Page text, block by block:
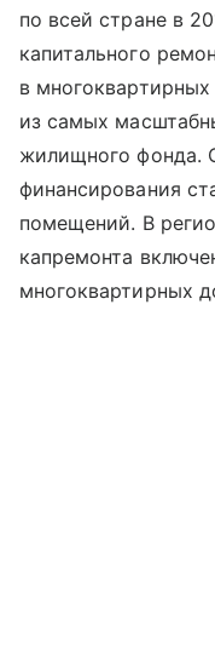
по всей стране в
капитального
в
из самых
жилищного фонда.
финансирования
помещений. В
капремонта
многоквартирных